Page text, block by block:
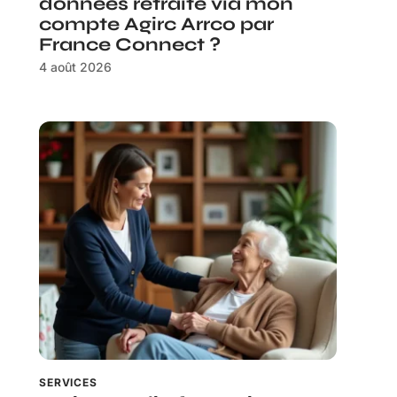
compte Agirc Arrco par
France Connect ?
4 août 2026
SERVICES